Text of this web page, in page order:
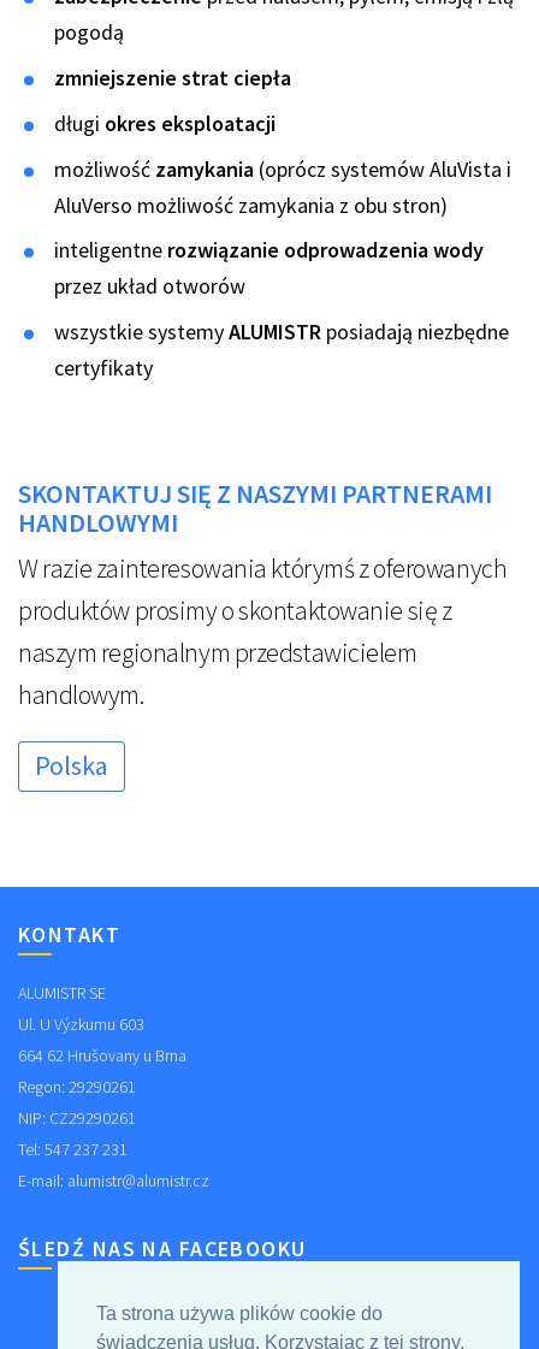
Ta strona używa plików cookie do
świadczenia usług. Korzystając z tej strony,
pogodą
zmniejszenie strat ciepła
długi okres eksploatacji
możliwość zamykania (oprócz systemów AluVista i
AluVerso możliwość zamykania z obu stron)
inteligentne rozwiązanie odprowadzenia wody
przez układ otworów
wszystkie systemyALUMISTR posiadają niezbędne
certyfikaty
SKONTAKTUJ SIĘ Z NASZYMI PARTNERAMI
HANDLOWYMI
W razie zainteresowania którymś z oferowanych
produktów prosimy o skontaktowanie się z
naszym regionalnym przedstawicielem
handlowym.
Polska
KONTAKT
ALUMISTR SE
Ul. U Výzkumu 603
664 62 Hrušovany u Brna
Regon: 29290261
NIP: CZ29290261
Tel: 547 237 231
E-mail: alumistr@alumistr.cz
ŚLEDŹ NAS NA FACEBOOKU